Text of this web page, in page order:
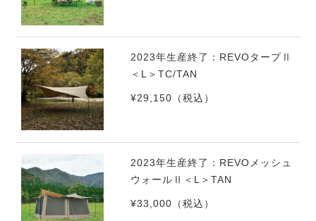
2023年生産終了：REVOタープⅡ
＜L＞TC/TAN
¥29,150 （税込）
2023年生産終了：REVOメッシュ
ウォールⅡ＜L＞TAN
¥33,000 （税込）